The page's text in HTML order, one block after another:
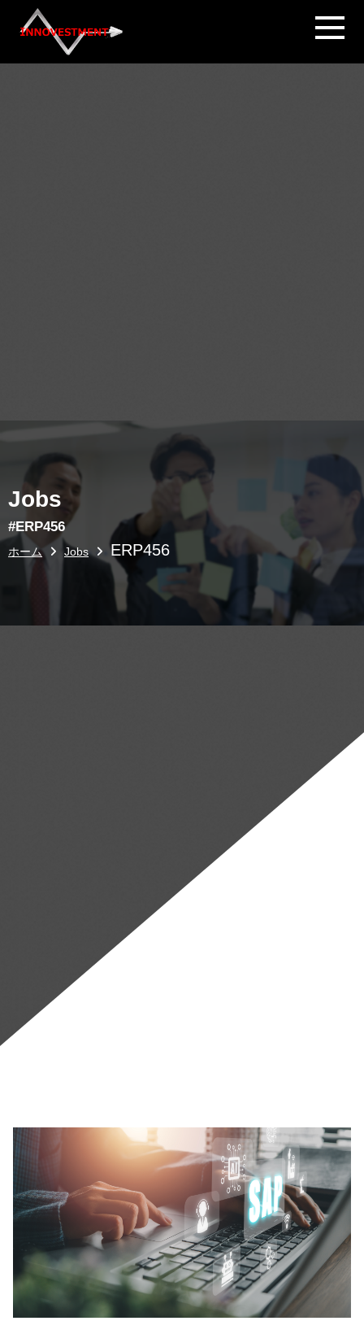
Jobs
#ERP456
ホーム Jobs ERP456